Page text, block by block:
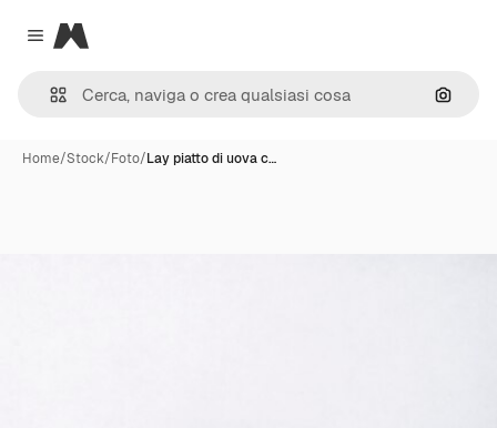
Close menu
Magnific
Cerca
Home/Stock/Foto/Lay piatto di uova c…